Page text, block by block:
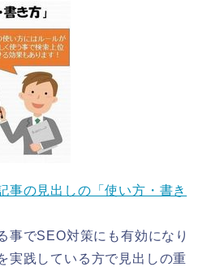
事の見出しの「使い方・書き
事でSEO対策にも有効になり
実践している方で見出しの重